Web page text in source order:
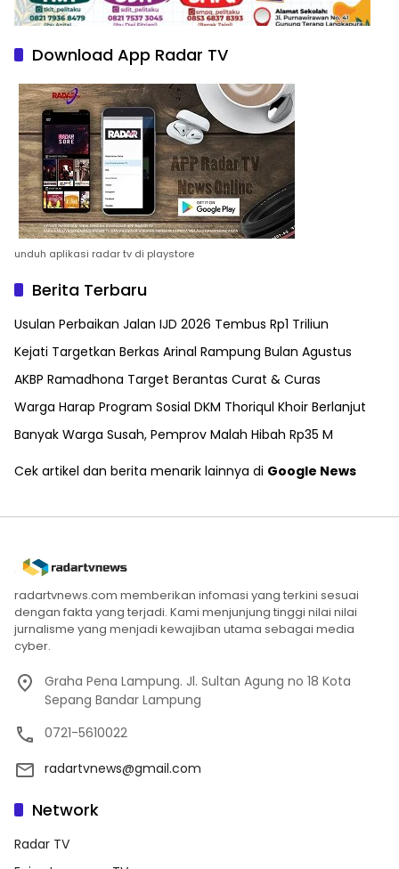
Download App Radar TV
unduh aplikasi radar tv di playstore
Berita Terbaru
Usulan Perbaikan Jalan IJD 2026 Tembus Rp1 Triliun
Kejati Targetkan Berkas Arinal Rampung Bulan Agustus
AKBP Ramadhona Target Berantas Curat & Curas
Warga Harap Program Sosial DKM Thoriqul Khoir Berlanjut
Banyak Warga Susah, Pemprov Malah Hibah Rp35 M
Cek artikel dan berita menarik lainnya di Google News
radartvnews.com memberikan infomasi yang terkini sesuai
dengan fakta yang terjadi. Kami menjunjung tinggi nilai nilai
jurnalisme yang menjadi kewajiban utama sebagai media
cyber.
Graha Pena Lampung. Jl. Sultan Agung no 18 Kota
Sepang Bandar Lampung
0721-5610022
radartvnews@gmail.com
Network
Radar TV